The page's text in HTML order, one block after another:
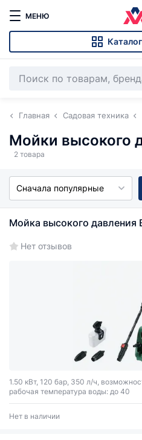
МЕНЮ
Главная Садовая техника
Мойки высокого
2 товара
Сначала популярные
Мойка высокого давления
Нет отзывов
1.50 кВт, 120 бар, 350 л/ч,
рабочая температура воды: до 40
Нет в наличии